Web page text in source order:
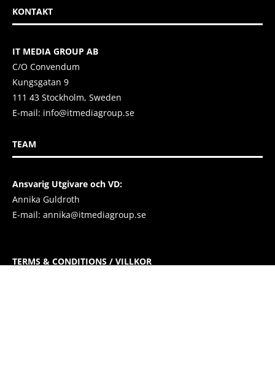
KONTAKT
IT MEDIA GROUP AB
C/O Convendum
Kungsgatan 9
111 43 Stockholm, Sweden
E-mail: info@itmediagroup.se
TEAM
Ansvarig Utgivare och VD:
Annika Guldroth
E-mail: annika@itmediagroup.se
TERMS & CONDITIONS / VILLKOR